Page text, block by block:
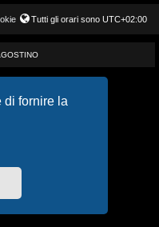
di fornire la
Tutti gli orari sono UTC+02:00